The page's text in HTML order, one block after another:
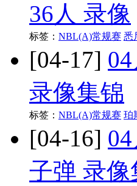
36人 录像
标签： NBL(A)常规赛 悉
[04-17]
录像集锦
标签： NBL(A)常规赛 珀
[04-16]
子弹 录像